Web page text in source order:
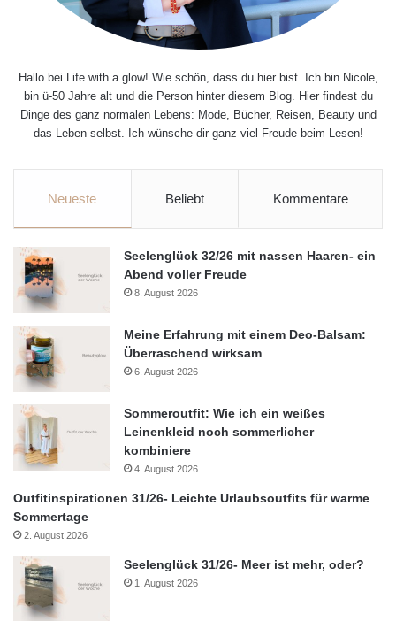
Hallo bei Life with a glow! Wie schön, dass du hier bist. Ich bin Nicole,
bin ü-50 Jahre alt und die Person hinter diesem Blog. Hier findest du
Dinge des ganz normalen Lebens: Mode, Bücher, Reisen, Beauty und
das Leben selbst. Ich wünsche dir ganz viel Freude beim Lesen!
Neueste Beliebt Kommentare
Seelenglück 32/26 mit nassen Haaren- ein
Abend voller Freude
8. August 2026
Meine Erfahrung mit einem Deo-Balsam:
Überraschend wirksam
6. August 2026
Sommeroutfit: Wie ich ein weißes
Leinenkleid noch sommerlicher
kombiniere
4. August 2026
Outfitinspirationen 31/26- Leichte Urlaubsoutfits für warme
Sommertage
2. August 2026
Seelenglück 31/26- Meer ist mehr, oder?
1. August 2026